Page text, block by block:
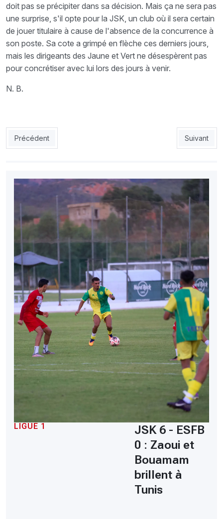
doit pas se précipiter dans sa décision. Mais ça ne sera pas
une surprise, s'il opte pour la JSK, un club où il sera certain
de jouer titulaire à cause de l'absence de la concurrence à
son poste. Sa cote a grimpé en flèche ces derniers jours,
mais les dirigeants des Jaune et Vert ne désespèrent pas
pour concrétiser avec lui lors des jours à venir.
N. B.
Article précédent : Ligue 1 : la JSK frappée d'une interdiction
Précédent Article
Suivant
LIGUE 1
JSK 6 - ESFB
0 : Zaoui et
Bouamam
brillent à
Tunis